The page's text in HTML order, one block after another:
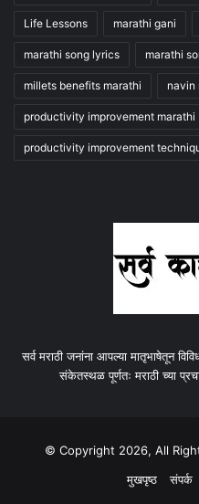
Life Lessons marathi gani
marathi song lyrics marathi
millets benefits marathi navin
productivity improvement marathi
productivity improvement
सर्व मराठी जनांना आपल्या मातृभाषेतून
संकेतस्थळ पूर्णतः मराठी च्या
© Copyright 2026, All
मुखपृष्ठ
संपर्क